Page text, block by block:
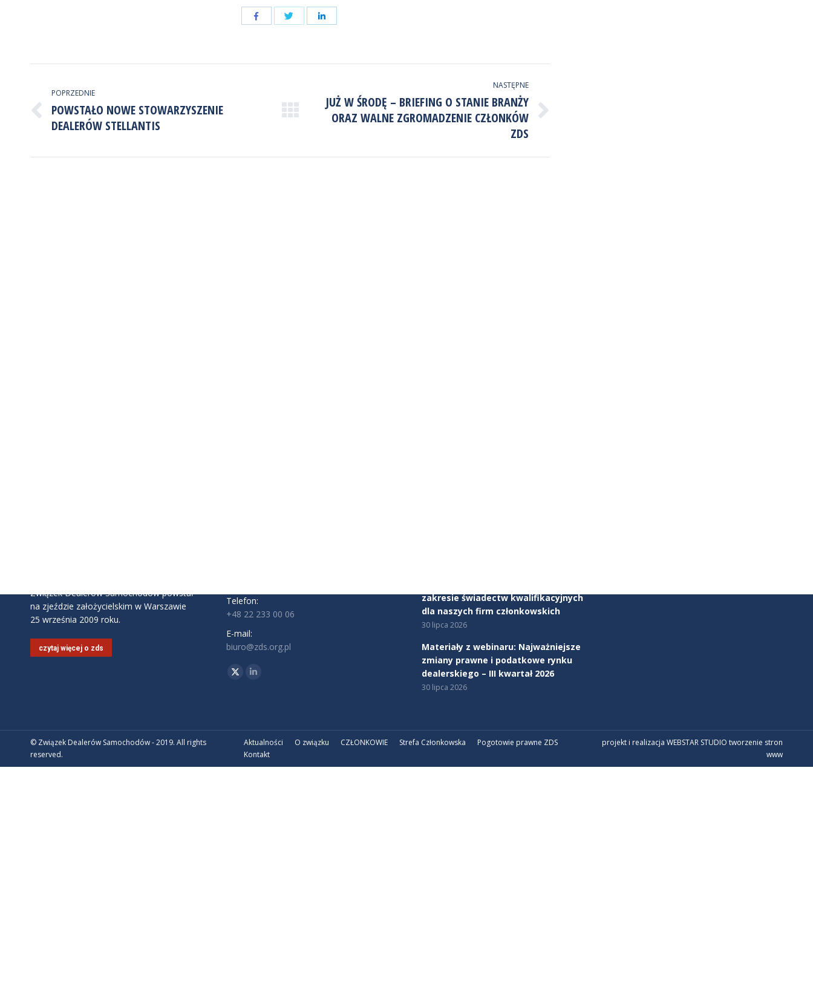
UdostępnijUdostępnijUdostępnij
WPISÓW
POPRZEDNIE
Poprzedni
wpis:
POWSTAŁO NOWE STOWARZYSZENIE
DEALERÓW STELLANTIS
NASTĘPNE
Następny
JUŻ W ŚRODĘ – BRIEFING O STANIE BRANŻY
ORAZ WALNE ZGROMADZENIE CZŁONKÓW
ZDS
Związek Dealerów Samochodów powstał
na zjeździe założycielskim w Warszawie
25 września 2009 roku.
czytaj więcej o zds
Telefon:
+48 22 233 00 06
E-mail:
biuro@zds.org.pl
Znajdź nas na:
TwitterLinkedin
zakresie świadectw kwalifikacyjnych
dla naszych firm członkowskich
30 lipca 2026
Materiały z webinaru: Najważniejsze
zmiany prawne i podatkowe rynku
dealerskiego – III kwartał 2026
30 lipca 2026
© Związek Dealerów Samochodów - 2019. All rights
reserved.
Aktualności O związku CZŁONKOWIE Strefa Członkowska
Pogotowie prawne ZDS
Kontakt
projekt i realizacja WEBSTAR STUDIO tworzenie stron
www